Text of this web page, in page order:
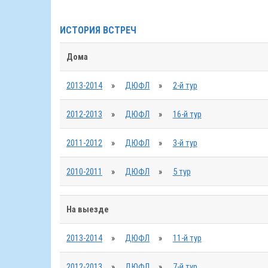
ИСТОРИЯ ВСТРЕЧ
Дома
2013-2014 » ДЮФЛ » 2-й тур
2012-2013 » ДЮФЛ » 16-й тур
2011-2012 » ДЮФЛ » 3-й тур
2010-2011 » ДЮФЛ » 5 тур
На выезде
2013-2014 » ДЮФЛ » 11-й тур